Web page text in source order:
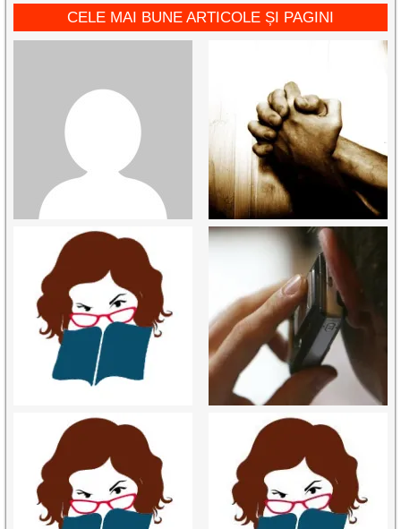
CELE MAI BUNE ARTICOLE ȘI PAGINI